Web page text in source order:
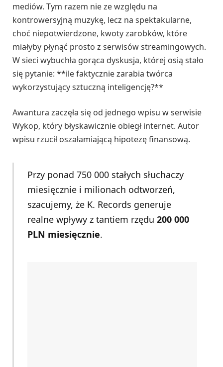
mediów. Tym razem nie ze względu na
kontrowersyjną muzykę, lecz na spektakularne,
choć niepotwierdzone, kwoty zarobków, które
miałyby płynąć prosto z serwisów streamingowych.
W sieci wybuchła gorąca dyskusja, której osią stało
się pytanie: **ile faktycznie zarabia twórca
wykorzystujący sztuczną inteligencję?**
Awantura zaczęła się od jednego wpisu w serwisie
Wykop, który błyskawicznie obiegł internet. Autor
wpisu rzucił oszałamiającą hipotezę finansową.
Przy ponad 750 000 stałych słuchaczy
miesięcznie i milionach odtworzeń,
szacujemy, że K. Records generuje
realne wpływy z tantiem rzędu 200 000
PLN miesięcznie.